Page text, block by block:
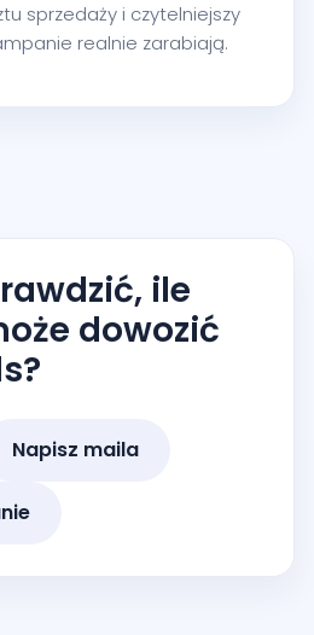
sprzedaży i czytelniejszy
realnie zarabiają.
ile
dowozić
Napisz maila